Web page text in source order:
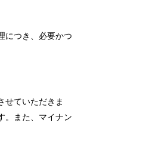
につき、必要かつ
せていただきま
。また、マイナン